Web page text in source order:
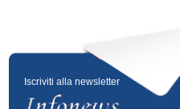
Iscriviti alla newsletter